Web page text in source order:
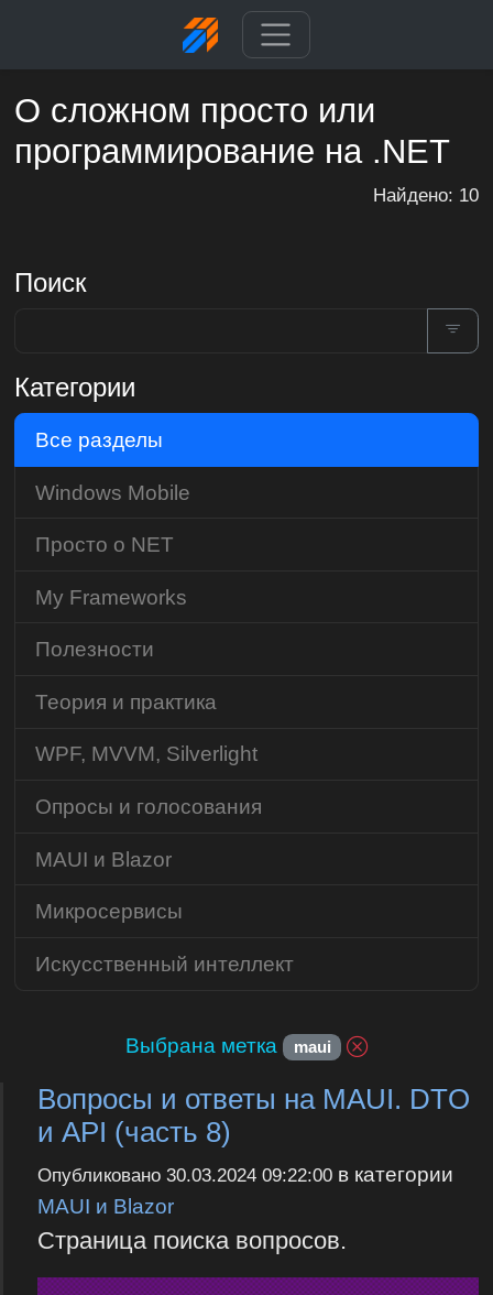
О сложном просто или
программирование на .NET
Найдено: 10
Выбрана метка maui
Вопросы и ответы на MAUI. DTO
и API (часть 8)
Опубликовано 30.03.2024 09:22:00в категории
MAUI и Blazor
Страница поиска вопросов.
Поиск
Категории
Все разделы
Windows Mobile
Просто о NET
My Frameworks
Полезности
Теория и практика
WPF, MVVM, Silverlight
Опросы и голосования
MAUI и Blazor
Микросервисы
Искусственный интеллект